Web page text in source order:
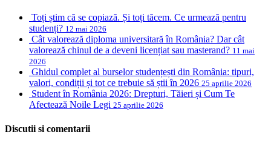
Toți știm că se copiază. Și toți tăcem. Ce urmează pentru
studenți? 12 mai 2026
Cât valorează diploma universitară în România? Dar cât
valorează chinul de a deveni licențiat sau masterand? 11 mai
2026
Ghidul complet al burselor studențești din România: tipuri,
valori, condiții și tot ce trebuie să știi în 2026 25 aprilie 2026
Student în România 2026: Drepturi, Tăieri și Cum Te
Afectează Noile Legi 25 aprilie 2026
Discutii si comentarii